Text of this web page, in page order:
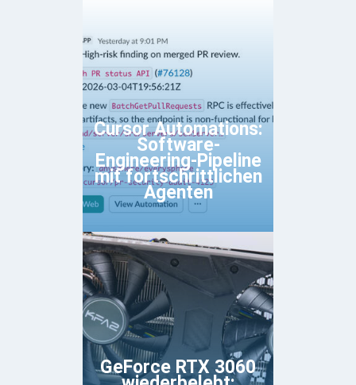
Cursor Automations:
Software-
Engineering-Pipeline
mit fortschrittlichen
Agenten
GeForce RTX 3060